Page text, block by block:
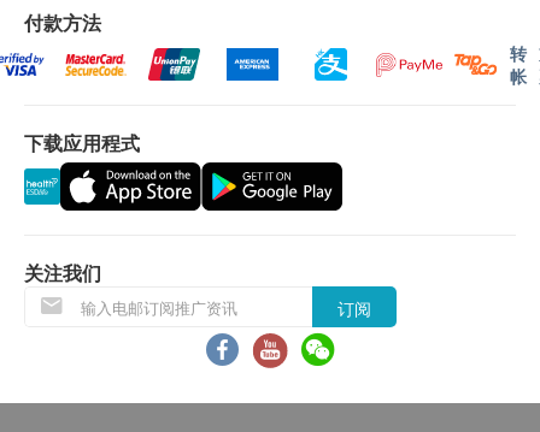
所有订单须视乎相关货品的供应情况再作最后确
认。 倘若健康网购health. ESDlife未能提供任何订
单上的货品，健康网购health. ESDlife有权拒绝接
客再作安排。
退换条款：
有损毁情况，一经确认签收，恕不接受退换。
退换产品必须包装完整，如退换之产品有任何残缺
或过期退回，供应商有权不受理。
如有其他损坏或遗漏查询，顾客必须保留有效收据
付款方法
转
帐
下载应用程式
关注我们
订阅